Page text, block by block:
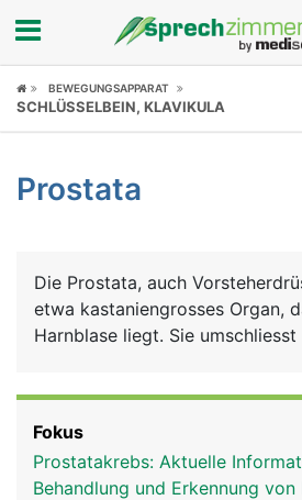
Fokus
Symptome
News
Rubriken
BEWEGUNGSAPPARAT
SCHLÜSSELBEIN, KLAVIKULA
Prostata
Die Prostata, auch
etwa kastaniengrosses Organ,
Harnblase liegt. Sie
Nebenhoden und Samenleiter,
Geschlechtsorganen des
Fokus
Prostatakrebs: Aktuelle
Behandlung und Erkennung